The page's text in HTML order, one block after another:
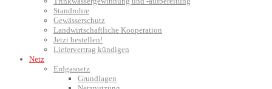
Standrohre
Gewässerschutz
Landwirtschaftliche Kooperation
Jetzt bestellen!
Liefervertrag kündigen
Netz
Erdgasnetz
Grundlagen